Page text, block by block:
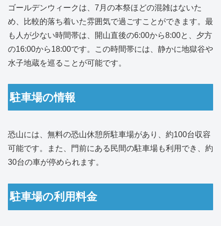
ゴールデンウィークは、7月の本祭ほどの混雑はないた
め、比較的落ち着いた雰囲気で過ごすことができます。最
も人が少ない時間帯は、開山直後の6:00から8:00と、夕方
の16:00から18:00です。この時間帯には、静かに地獄谷や
水子地蔵を巡ることが可能です。
駐車場の情報
恐山には、無料の恐山休憩所駐車場があり、約100台収容
可能です。また、門前にある民間の駐車場も利用でき、約
30台の車が停められます。
駐車場の利用料金